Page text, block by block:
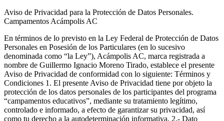
Aviso de Privacidad para la Protección de Datos Personales.
Campamentos Acámpolis AC
En términos de lo previsto en la Ley Federal de Protección de Datos
Personales en Posesión de los Particulares (en lo sucesivo
denominada como “la Ley”), Acámpolis AC, marca registrada a
nombre de Guillermo Ignacio Moreno Tirado, establece el presente
Aviso de Privacidad de conformidad con lo siguiente: Términos y
Condiciones 1. El presente Aviso de Privacidad tiene por objeto la
protección de los datos personales de los participantes del programa
“campamentos educativos”, mediante su tratamiento legítimo,
controlado e informado, a efecto de garantizar su privacidad, así
como tu derecho a la autodeterminación informativa. 2.- Dato